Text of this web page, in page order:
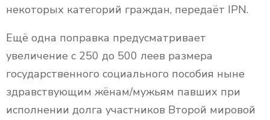
некоторых категорий граждан, передаёт IPN.
Ещё одна поправка предусматривает
увеличение с 250 до 500 леев размера
государственного социального пособия ныне
здравствующим жёнам/мужьям павших при
исполнении долга участников Второй мировой